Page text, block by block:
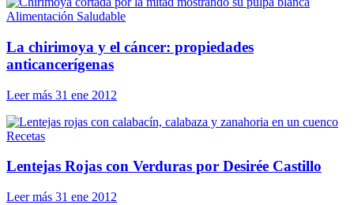
Alimentación Saludable
La chirimoya y el cáncer: propiedades
anticancerígenas
Leer más 31 ene 2012
Recetas
Lentejas Rojas con Verduras por Desirée Castillo
Leer más 31 ene 2012